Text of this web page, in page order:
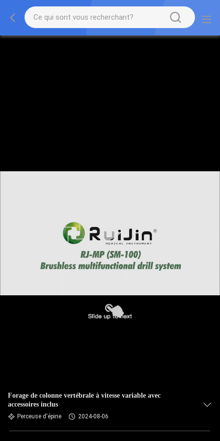
Forage de colonne vertébrale à vitesse variable avec
accessoires inclus
Perceuse d'épine 2024-08-06